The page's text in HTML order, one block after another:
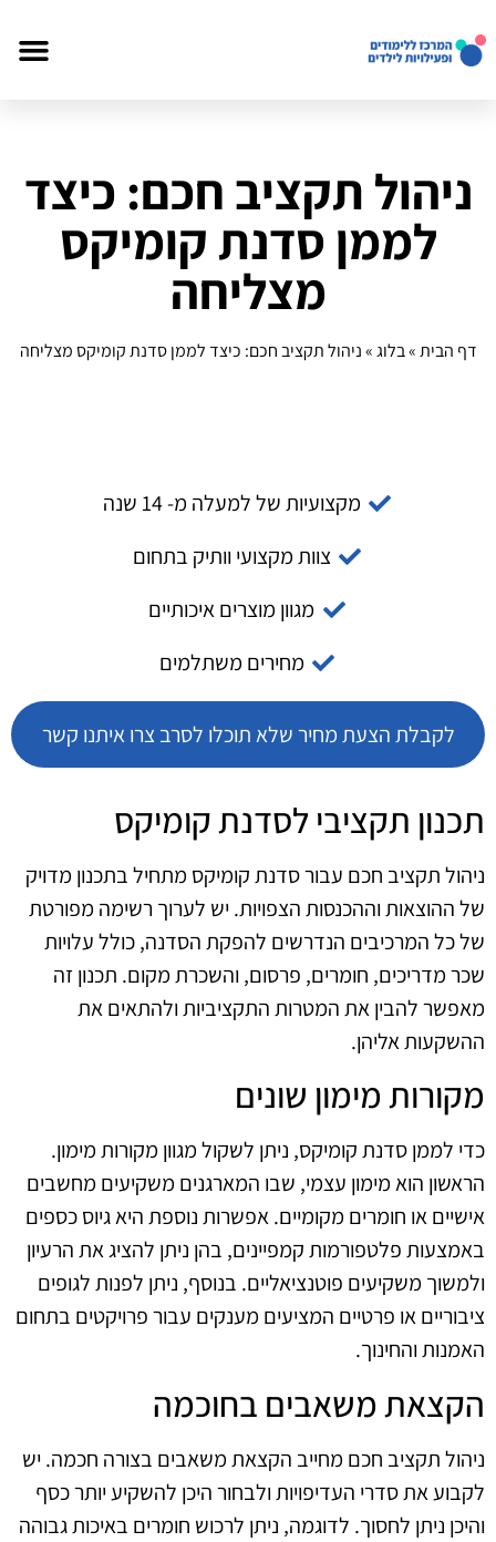
ניהול תקציב חכם: כיצד
לממן סדנת קומיקס
מצליחה
דף הבית»בלוג»ניהול תקציב חכם: כיצד לממן סדנת קומיקס מצליחה
מקצועיות של למעלה מ- 14 שנה
צוות מקצועי וותיק בתחום
מגוון מוצרים איכותיים
מחירים משתלמים
לקבלת הצעת מחיר שלא תוכלו לסרב צרו איתנו קשר
תכנון תקציבי לסדנת קומיקס
ניהול תקציב חכם עבור סדנת קומיקס מתחיל בתכנון מדויק
של ההוצאות וההכנסות הצפויות. יש לערוך רשימה מפורטת
של כל המרכיבים הנדרשים להפקת הסדנה, כולל עלויות
שכר מדריכים, חומרים, פרסום, והשכרת מקום. תכנון זה
מאפשר להבין את המטרות התקציביות ולהתאים את
ההשקעות אליהן.
מקורות מימון שונים
כדי לממן סדנת קומיקס, ניתן לשקול מגוון מקורות מימון.
הראשון הוא מימון עצמי, שבו המארגנים משקיעים מחשבים
אישיים או חומרים מקומיים. אפשרות נוספת היא גיוס כספים
באמצעות פלטפורמות קמפיינים, בהן ניתן להציג את הרעיון
ולמשוך משקיעים פוטנציאליים. בנוסף, ניתן לפנות לגופים
ציבוריים או פרטיים המציעים מענקים עבור פרויקטים בתחום
האמנות והחינוך.
הקצאת משאבים בחוכמה
ניהול תקציב חכם מחייב הקצאת משאבים בצורה חכמה. יש
לקבוע את סדרי העדיפויות ולבחור היכן להשקיע יותר כסף
והיכן ניתן לחסוך. לדוגמה, ניתן לרכוש חומרים באיכות גבוהה